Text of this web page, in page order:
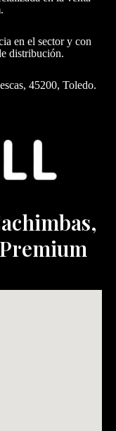
en el sector y con
distribución.
45200, Toledo.